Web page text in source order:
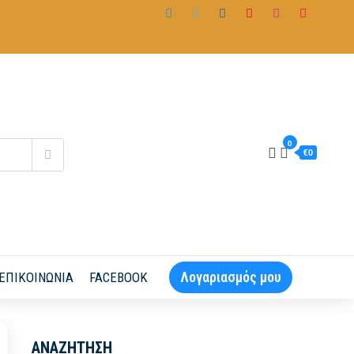
0
€0
ΕΠΙΚΟΙΝΩΝΊΑ FACEBOOK Λογαριασμός μου
ΑΝΑΖΉΤΗΣΗ